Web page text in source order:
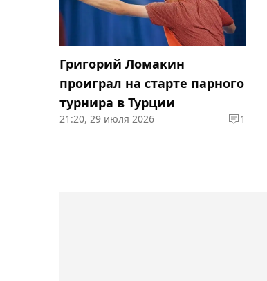
Григорий Ломакин
проиграл на старте парного
турнира в Турции
21:20, 29 июля 2026 1